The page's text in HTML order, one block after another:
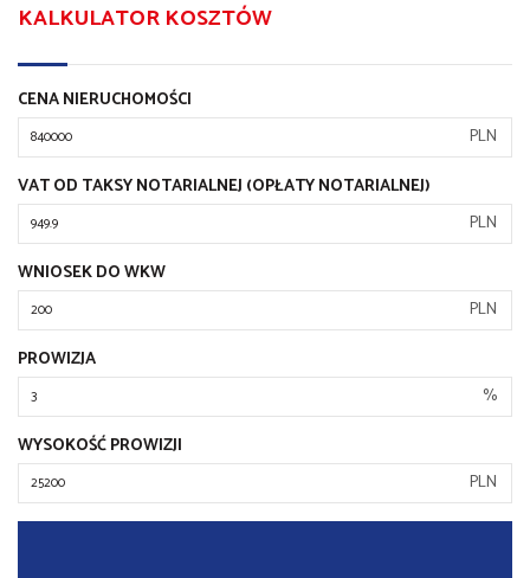
KALKULATOR KOSZTÓW
CENA NIERUCHOMOŚCI
PLN
VAT OD TAKSY NOTARIALNEJ (OPŁATY NOTARIALNEJ)
PLN
WNIOSEK DO WKW
PLN
PROWIZJA
%
WYSOKOŚĆ PROWIZJI
PLN